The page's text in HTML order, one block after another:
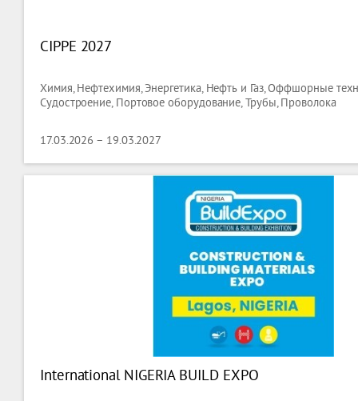
CIPPE 2027
Химия, Нефтехимия, Энергетика, Нефть и Газ, Оффшорные
Судостроение, Портовое оборудование, Трубы, Проволока
17.03.2026 – 19.03.2027
International NIGERIA BUILD EXPO